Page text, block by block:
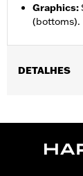
Graphics:
(bottoms).
DETALHES
d.com/warranty